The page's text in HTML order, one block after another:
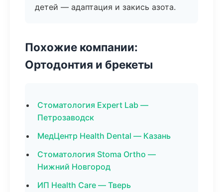
детей — адаптация и закись азота.
Похожие компании:
Ортодонтия и брекеты
Стоматология Expert Lab —
Петрозаводск
МедЦентр Health Dental — Казань
Стоматология Stoma Ortho —
Нижний Новгород
ИП Health Care — Тверь